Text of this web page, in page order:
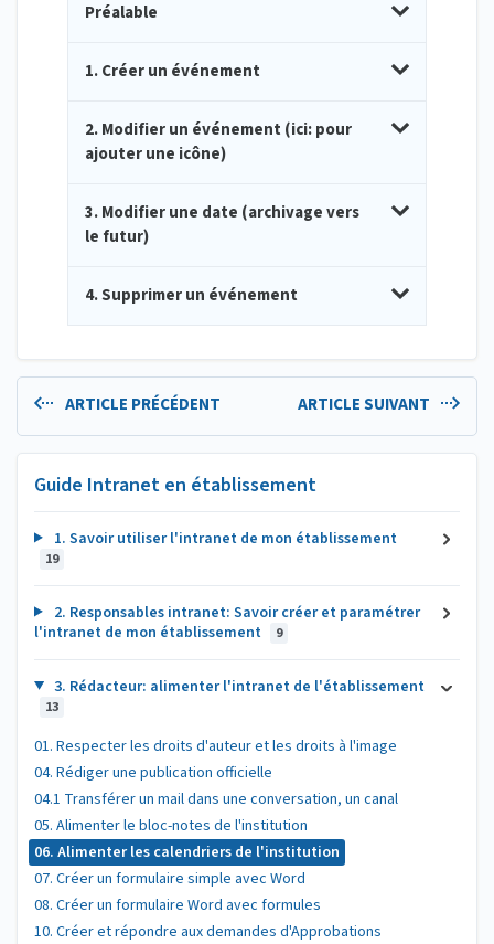
Préalable
1. Créer un événement
2. Modifier un événement (ici: pour
ajouter une icône)
3. Modifier une date (archivage vers
le futur)
4. Supprimer un événement
ARTICLE PRÉCÉDENT ARTICLE SUIVANT
Guide Intranet en établissement
1. Savoir utiliser l'intranet de mon établissement
19
2. Responsables intranet: Savoir créer et paramétrer
l'intranet de mon établissement
9
3. Rédacteur: alimenter l'intranet de l'établissement
13
01. Respecter les droits d'auteur et les droits à l'image
04. Rédiger une publication officielle
04.1 Transférer un mail dans une conversation, un canal
05. Alimenter le bloc-notes de l'institution
06. Alimenter les calendriers de l'institution
07. Créer un formulaire simple avec Word
08. Créer un formulaire Word avec formules
10. Créer et répondre aux demandes d'Approbations